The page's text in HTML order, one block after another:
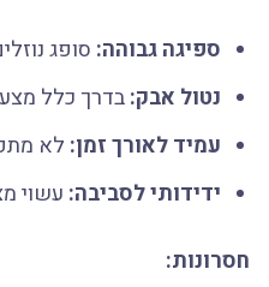
ספיגה גבוהה:סופג
נטול אבק:בדרך כלל מצע
עמיד לאורך זמן:לא
ידידותי לסביבה:עשוי
חסרונות: